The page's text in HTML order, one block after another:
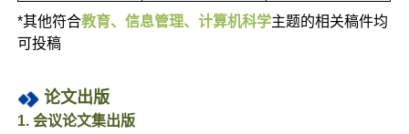
*其他符合教育、信息管理、计算机科学主题的相关稿件均
可投稿
论文出版
1. 会议论文集出版